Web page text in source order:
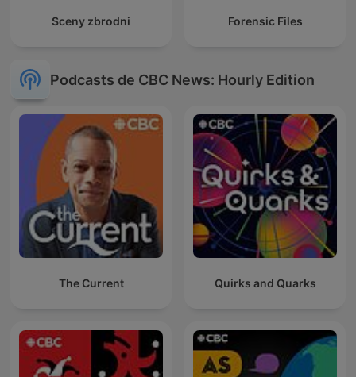
Sceny zbrodni Forensic Files
Podcasts de CBC News: Hourly Edition
The Current Quirks and Quarks